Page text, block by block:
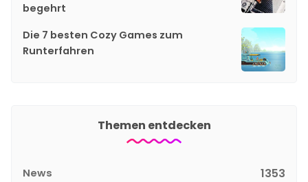
begehrt
Die 7 besten Cozy Games zum
Runterfahren
Themen entdecken
News 1353